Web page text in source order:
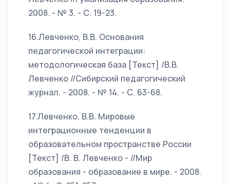
2008. - № 3. - С. 19-23.
16.Левченко, В.В. Основания
педагогической интеграции:
методологическая база [Текст] /В.В.
Левченко //Сибирский педагогический
журнал. - 2008. - № 14. - С. 63-68.
17.Левченко, В.В. Мировые
интеграционные тенденции в
образовательном пространстве России
[Текст] /В. В. Левченко - //Мир
образования - образование в мире. - 2008.